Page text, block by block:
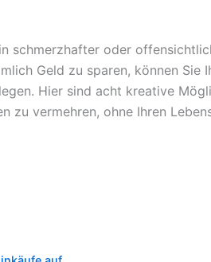
schmerzhafter oder
Geld zu sparen, können Sie
Hier sind acht kreative
zu vermehren, ohne Ihren